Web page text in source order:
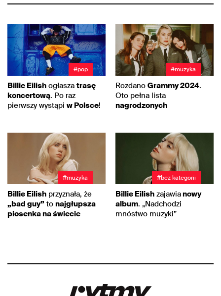
#pop
Billie Eilish ogłasza trasę
koncertową. Po raz
pierwszy wystąpi w Polsce!
#muzyka
Rozdano Grammy 2024.
Oto pełna lista
nagrodzonych
#muzyka
Billie Eilish przyznała, że
„bad guy” to najgłupsza
piosenka na świecie
#bez kategorii
Billie Eilish zajawianowy
album. „Nadchodzi
mnóstwo muzyki”